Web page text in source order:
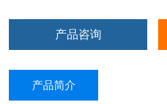
产品咨询
产品简介